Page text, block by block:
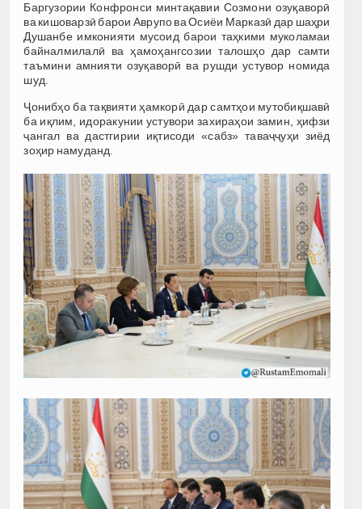
Баргузории Конфронси минтақавии Созмони озуқаворӣ
ва кишоварзӣ барои Аврупо ва Осиёи Марказӣ дар шаҳри
Душанбе имконияти мусоид барои таҳкими муколамаи
байналмилалӣ ва ҳамоҳангсозии талошҳо дар самти
таъмини амнияти озуқаворӣ ва рушди устувор номида
шуд.
Ҷонибҳо ба тақвияти ҳамкорӣ дар самтҳои мутобиқшавӣ
ба иқлим, идоракунии устувори захираҳои замин, ҳифзи
ҷангал ва дастгирии иқтисоди «сабз» таваҷҷуҳи зиёд
зоҳир намуданд.